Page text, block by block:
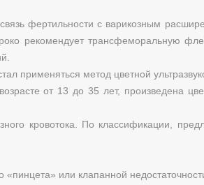
фертильности с варикозным
рекомендует трансфеморальную
применяться метод цветной
от 13 до 35 лет, произведена
кровотока. По классификации,
или клапанной